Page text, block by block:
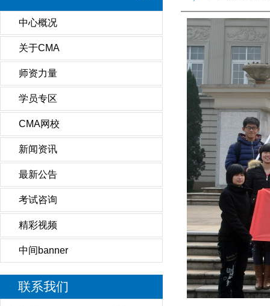
中心概况
关于CMA
师资力量
学员专区
CMA网校
新闻资讯
最新公告
考试咨询
精彩视频
中间banner
联系我们